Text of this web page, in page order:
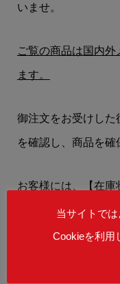
いませ。
ご覧の商品は国内外
ます。
御注文をお受けした
を確認し、商品を確
お客様には、 【在庫
を、メールにてお
在庫状況によりま
当サイトで
Cookieを利用